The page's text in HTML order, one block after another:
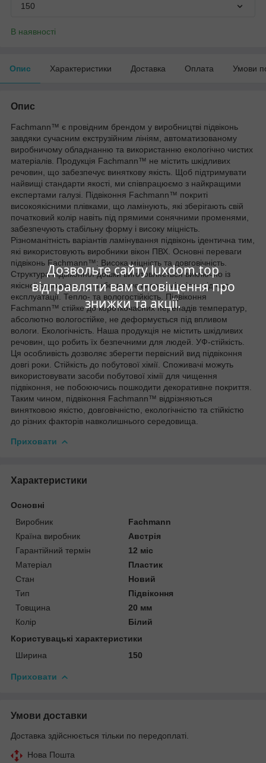
Дозвольте сайту luxdom.top
відправляти вам сповіщення про
знижки та акції.
150
В наявності
Опис Характеристики Доставка Оплата Умови
Опис
Fachmann™ є провідним брендом у виробництві підвіконь
завдяки сучасним екструзійним лініям, автоматизованому
виробничому обладнанню та використанню екологічно чистих
матеріалів. Продукція Fachmann™ не містить шкідливих
речовин, що забезпечує виняткову якість. Щоб підтримувати
найвищі стандарти якості, ми співпрацюємо з найкращими
експертами галузі. Підвіконня Fachmann™ покриті
високоякісними плівками, що ламінують, які зберігають свій
початковий колір навіть під прямими сонячними променями,
забезпечують стабільну форму і високу міцність.
Різноманітність варіантів ламінування підвіконь ідентична тим,
які використовують виробники вікон ПВХ. Основні переваги
підвіконь Fachmann™: Висока міцність та довговічність.
Структура підвіконної дошки виготовляється виключно із
якісної сировини, що забезпечує високу міцність під час
експлуатації. Тепло- та вологостійкість. Підвіконня
Fachmann™ стійке до короткочасних перепадів температур,
абсолютно вологостійке, не деформується під впливом
вологи. Екологічність. Наша продукція не містить шкідливих
речовин, що робить їх безпечними для людей. УФ-стійкість.
Ця особливість дозволяє зберегти первісний вид підвіконня
довгі роки. Стійкість до побутової хімії. Споживачі можуть
використовувати засоби побутової хімії для чищення
підвіконня, не побоюючись пошкодити декоративне покриття.
Таким чином, підвіконня Fachmann™ відрізняються
винятковою якістю, довговічністю, екологічністю та стійкістю
до різних факторів навколишнього середовища.
Приховати
Характеристики
Основні
Виробник
Fachmann
Країна виробник
Австрія
Гарантійний термін
12 міс
Матеріал
Пластик
Стан
Новий
Тип
Підвіконня
Товщина
20 мм
Колір
Білий
Користувацькі характеристики
Ширина
150
Приховати
Умови доставки
Доставка здійснюється тільки по передоплаті.
Нова Пошта